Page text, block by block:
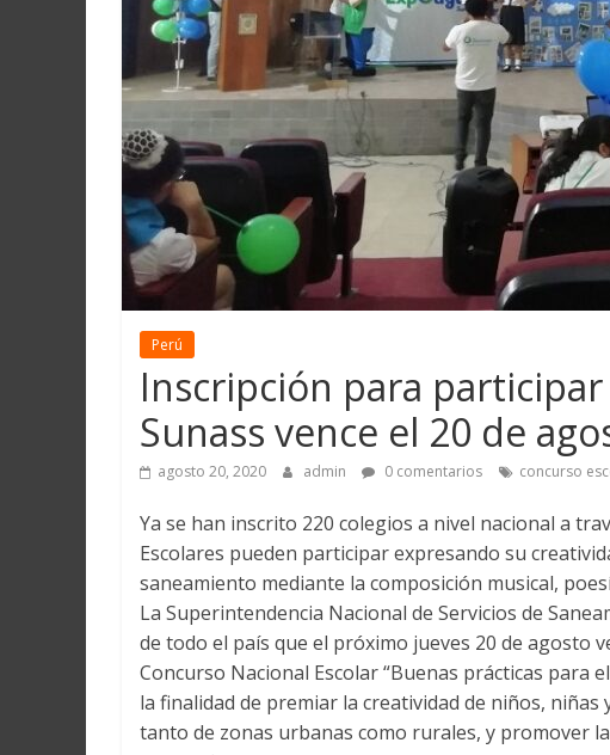
Martín
Loreto
Perú
Inscripción para
Sunass vence el 20 de
agosto 20, 2020 admin 0 comentarios concurso
Ya se han inscrito 220 colegios a nivel nacional a
Escolares pueden participar expresando su
saneamiento mediante la composición musical,
La Superintendencia Nacional de Servicios de
de todo el país que el próximo jueves 20 de agosto
Concurso Nacional Escolar “Buenas prácticas para
la finalidad de premiar la creatividad de niños,
tanto de zonas urbanas como rurales, y promover